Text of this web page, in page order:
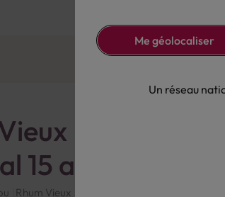
Millonario
15 ans 40°
Rhum Vieux
Me géolocaliser
Un réseau